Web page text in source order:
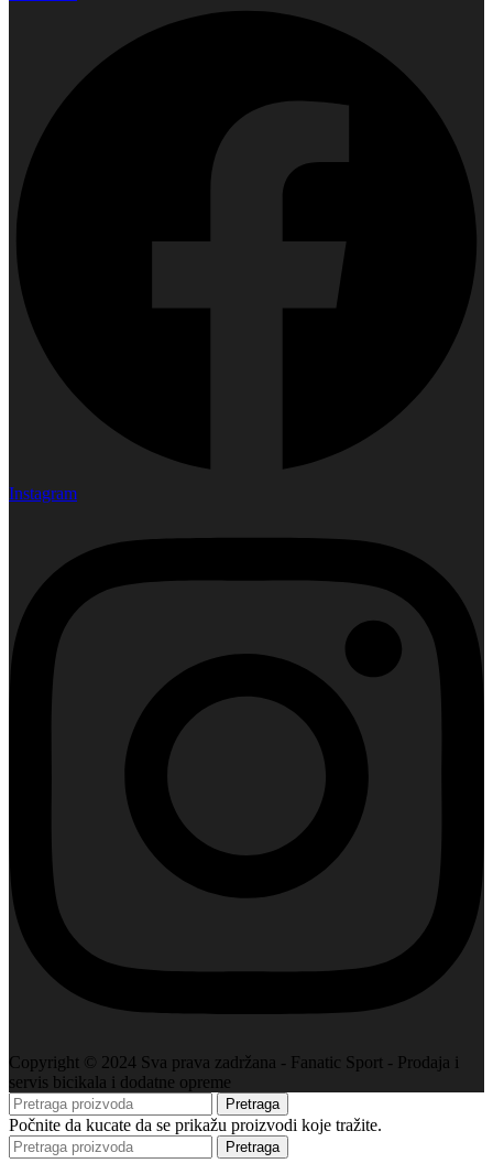
Instagram
Copyright © 2024 Sva prava zadržana - Fanatic Sport - Prodaja i
servis bicikala i dodatne opreme
Pretraga
Počnite da kucate da se prikažu proizvodi koje tražite.
Pretraga